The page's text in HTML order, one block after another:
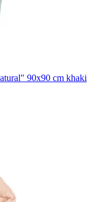
90x90 cm khaki